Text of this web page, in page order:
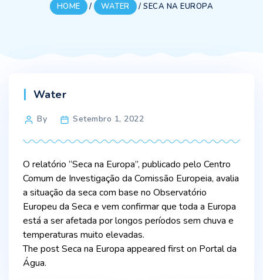
HOME / WATER /SECA NA EUROPA
Categories
Water
PostBy Setembro 1, 2022
O relatório “Seca na Europa”, publicado pelo Centro
Comum de Investigação da Comissão Europeia, avalia
a situação da seca com base no Observatório
Europeu da Seca e vem confirmar que toda a Europa
está a ser afetada por longos períodos sem chuva e
temperaturas muito elevadas.
The post Seca na Europa appeared first on Portal da
Água.